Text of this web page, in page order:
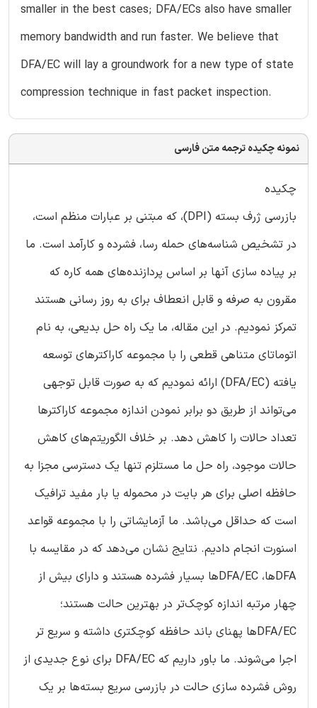
smaller in the best cases; DFA/ECs also have smaller
memory bandwidth and run faster. We believe that
DFA/EC will lay a groundwork for a new type of state
compression technique in fast packet inspection.
نمونه چکیده ترجمه متن فارسی
چکیده
بازرسی ژرف بسته (DPI)، که مبتنی بر عبارات منظم است،
در تشخیص شناسه‌های حمله رسا، فشرده و کارآمد است. ما
بر پیاده سازی آنها بر اساس پردازنده‌های همه کاره که
مقرون به صرفه و قابل انعطاف برای به روز رسانی هستند
تمرکز نمودیم. در این مقاله، ما یک راه حل بدیعی، به نام
اتوماتای متناهی قطعی را با مجموعه کاراکترهای توسعه
یافته (DFA/EC) ارائه نمودیم که به صورت قابل توجهی
می‌تواند از طریق دو برابر نمودن اندازه مجموعه کاراکترها
تعداد حالات را کاهش دهد. بر خلاف الگوریتم‌های کاهش
حالات موجود، راه حل ما مستلزم تنها یک دسترسی مجزا به
حافظه اصلی برای هر بایت در محموله یا بار مفید ترافیک
است که حداقل می‌باشد. ما آزمایشاتی را با مجموعه قواعد
اسنورت انجام دادیم. نتایج نشان می‌دهد که در مقایسه با
DFAها، DFA/EC‌ها بسیار فشرده هستند و دارای بیش از
چهار مرتبه اندازه کوچک‌تر در بهترین حالت هستند؛
‌DFA/EC‌ها پهنای باند حافظه کوچکتری داشته و سریع تر
اجرا می‌شوند. ما باور داریم که DFA/EC برای نوع جدیدی از
روش فشرده سازی حالت در بازرسی سریع بسته‌ها بر یک